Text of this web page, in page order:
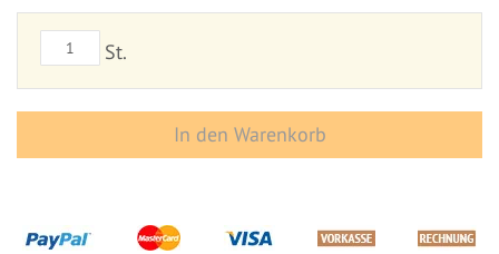
St.
In den Warenkorb